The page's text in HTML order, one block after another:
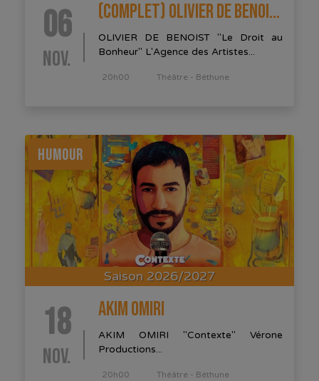
06
NOV.
(COMPLET) OLIVIER DE BENOIST
OLIVIER DE BENOIST "Le Droit au
Bonheur" L'Agence des Artistes...
20h00 Théâtre - Béthune
Saison 2026/2027
18
NOV.
AKIM OMIRI
AKIM OMIRI "Contexte" Vérone
Productions...
20h00 Théâtre - Béthune
HUMOUR